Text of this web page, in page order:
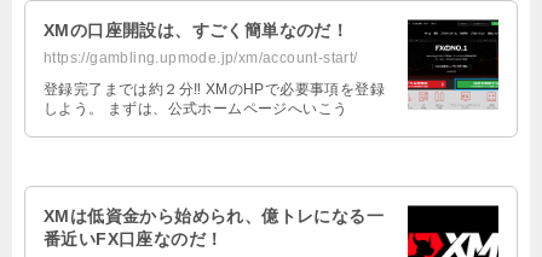
XMの口座開設は、すごく簡単なのだ！
https://gambling.upmode.jp/xm/account-start/
登録完了までは約２分‼ XMのHPで必要事項を登録
しよう。 まずは、公式ホームページへいこう
XMは低資金から始められ、億トレになる一
番近いFX口座なのだ！